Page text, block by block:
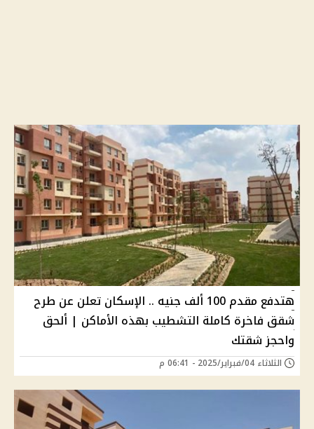
هتدفع مقدم 100 ألف جنيه .. الإسكان تعلن عن طرح
شقق فاخرة كاملة التشطيب بهذه الأماكن | ألحق
واحجز شقتك
الثلاثاء 04/فبراير/2025 - 06:41 م